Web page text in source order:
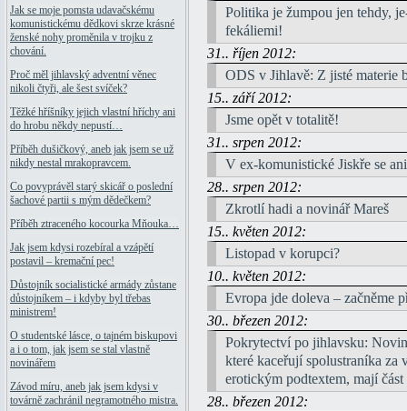
Jak se moje pomsta udavačskému
komunistickému dědkovi skrze krásné
ženské nohy proměnila v trojku z
chování.
Proč měl jihlavský adventní věnec
nikoli čtyři, ale šest svíček?
Těžké hříšníky jejich vlastní hříchy ani
do hrobu někdy nepustí…
Příběh dušičkový, aneb jak jsem se už
nikdy nestal mrakopravcem.
Co povyprávěl starý skicář o poslední
šachové partii s mým dědečkem?
Příběh ztraceného kocourka Mňouka…
Jak jsem kdysi rozebíral a vzápětí
postavil – kremační pec!
Důstojník socialistické armády zůstane
důstojníkem – i kdyby byl třebas
ministrem!
O studentské lásce, o tajném biskupovi
a i o tom, jak jsem se stal vlastně
novinářem
Závod míru, aneb jak jsem kdysi v
továrně zachránil negramotného mistra.
Politika je žumpou jen tehdy,
fekáliemi!
31.. říjen 2012:
ODS v Jihlavě: Z jisté materie
15.. září 2012:
Jsme opět v totalitě!
31.. srpen 2012:
V ex-komunistické Jiskře se
28.. srpen 2012:
Zkrotlí hadi a novinář Mareš
15.. květen 2012:
Listopad v korupci?
10.. květen 2012:
Evropa jde doleva – začněme
30.. březen 2012:
Pokrytectví po jihlavsku:
které kaceřují spolustraníka za
erotickým podtextem, mají
28.. březen 2012: